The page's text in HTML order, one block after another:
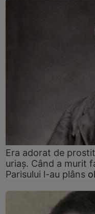
Era adorat de
uriaș. Când a murit
Parisului l-au plâns